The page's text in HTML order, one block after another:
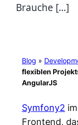
Brauche […]
Blog »
flexiblen
AngularJS
Symfony2
Frontend,